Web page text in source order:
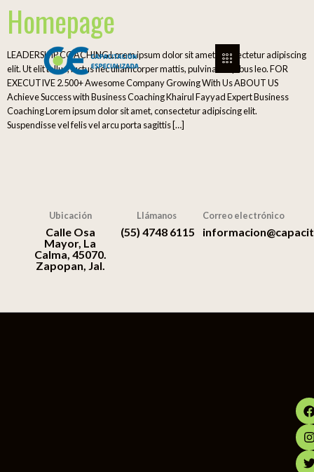
Homepage
LEADERSHIP COACHING Lorem ipsum dolor sit amet, consectetur adipiscing
elit. Ut elit tellus, luctus nec ullamcorper mattis, pulvinar dapibus leo. FOR
EXECUTIVE 2.500+ Awesome Company Growing With Us ABOUT US
Achieve Success with Business Coaching Khairul Fayyad Expert Business
Coaching Lorem ipsum dolor sit amet, consectetur adipiscing elit.
Suspendisse vel felis vel arcu porta sagittis […]
Ubicación
Calle Osa
Mayor, La
Calma, 45070.
Zapopan, Jal.
Llámanos
(55) 4748 6115
Correo electrónico